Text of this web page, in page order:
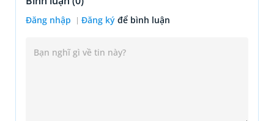
Đăng nhập Đăng ký để bình luận